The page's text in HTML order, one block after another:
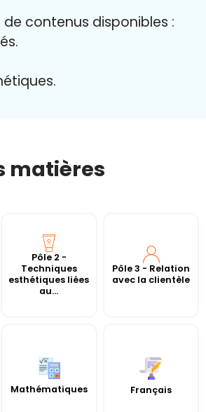
contenus disponibles :
matières
Pôle 2 -
Techniques
esthétiques liées
au...
Pôle 3 - Relation
avec la clientèle
Mathématiques Français